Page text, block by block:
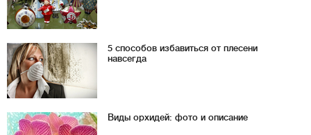
5 способов избавиться от плесени
навсегда
Виды орхидей: фото и описание